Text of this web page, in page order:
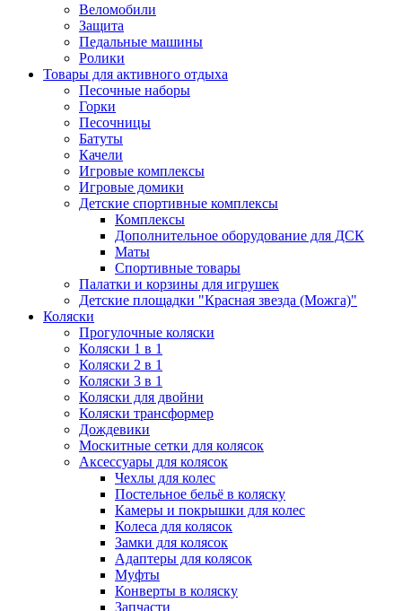
Веломобили
Защита
Педальные машины
Ролики
Товары для активного отдыха
Песочные наборы
Горки
Песочницы
Батуты
Качели
Игровые комплексы
Игровые домики
Детские спортивные комплексы
Комплексы
Дополнительное оборудование для ДСК
Маты
Спортивные товары
Палатки и корзины для игрушек
Детские площадки "Красная звезда (Можга)"
Коляски
Прогулочные коляски
Коляски 1 в 1
Коляски 2 в 1
Коляски 3 в 1
Коляски для двойни
Коляски трансформер
Дождевики
Москитные сетки для колясок
Аксессуары для колясок
Чехлы для колес
Постельное бельё в коляску
Камеры и покрышки для колес
Колеса для колясок
Замки для колясок
Адаптеры для колясок
Муфты
Конверты в коляску
Запчасти